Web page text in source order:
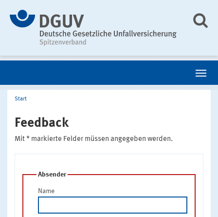
Start
Feedback
Mit * markierte Felder müssen angegeben werden.
Absender
Name